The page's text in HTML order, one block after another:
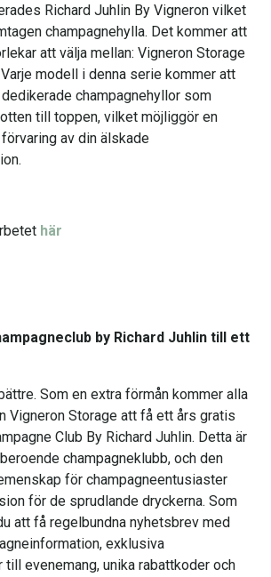
Richard Juhlin By Vigneron vilket
champagnehylla. Det kommer att
att välja mellan: Vigneron Storage
modell i denna serie kommer att
champagnehyllor som
till toppen, vilket möjliggör en
av din älskade
här
by Richard Juhlin till ett
Som en extra förmån kommer alla
Vigneron Storage att få ett års gratis
Club By Richard Juhlin. Detta är
champagneklubb, och den
för champagneentusiaster
för de sprudlande dryckerna. Som
att få regelbundna nyhetsbrev med
exklusiva
till evenemang, unika rabattkoder och